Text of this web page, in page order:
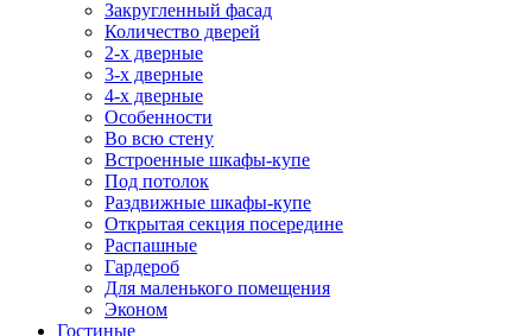
Закругленный фасад
Количество дверей
2-х дверные
3-х дверные
4-х дверные
Особенности
Во всю стену
Встроенные шкафы-купе
Под потолок
Раздвижные шкафы-купе
Открытая секция посередине
Распашные
Гардероб
Для маленького помещения
Эконом
Гостиные